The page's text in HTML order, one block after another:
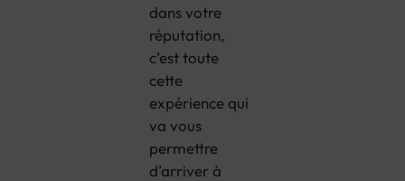
dans votre
réputation,
c’est toute
cette
expérience qui
va vous
permettre
d’arriver à